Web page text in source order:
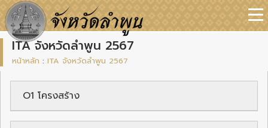
ITA จังหวัดลำพูน 2567
หน้าหลัก : ITA จังหวัดลำพูน 2567
O1 โครงสร้าง